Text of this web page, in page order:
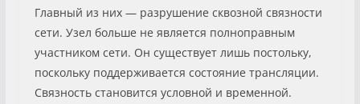
Главный из них — разрушение сквозной связности
сети. Узел больше не является полноправным
участником сети. Он существует лишь постольку,
поскольку поддерживается состояние трансляции.
Связность становится условной и временной.